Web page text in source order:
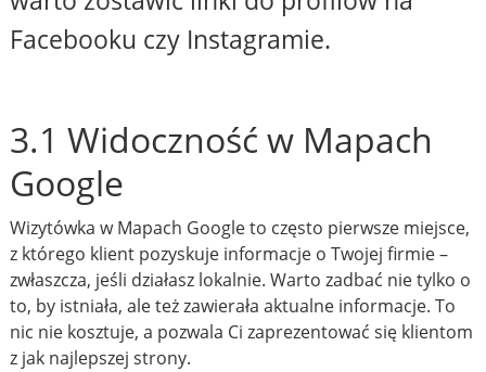
Facebooku czy Instagramie.
3.1 Widoczność w Mapach
Google
Wizytówka w Mapach Google to często pierwsze miejsce,
z którego klient pozyskuje informacje o Twojej firmie –
zwłaszcza, jeśli działasz lokalnie. Warto zadbać nie tylko o
to, by istniała, ale też zawierała aktualne informacje. To
nic nie kosztuje, a pozwala Ci zaprezentować się klientom
z jak najlepszej strony.